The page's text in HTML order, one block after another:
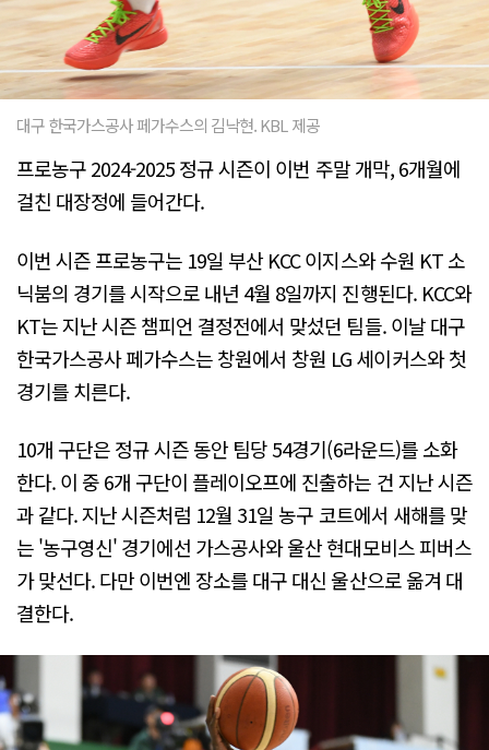
대구 한국가스공사 페가수스의 김낙현. KBL 제공
프로농구 2024-2025 정규 시즌이 이번 주말 개막, 6개월에
걸친 대장정에 들어간다.
이번 시즌 프로농구는 19일 부산 KCC 이지스와 수원 KT 소
닉붐의 경기를 시작으로 내년 4월 8일까지 진행된다. KCC와
KT는 지난 시즌 챔피언 결정전에서 맞섰던 팀들. 이날 대구
한국가스공사 페가수스는 창원에서 창원 LG 세이커스와 첫
경기를 치른다.
10개 구단은 정규 시즌 동안 팀당 54경기(6라운드)를 소화
한다. 이 중 6개 구단이 플레이오프에 진출하는 건 지난 시즌
과 같다. 지난 시즌처럼 12월 31일 농구 코트에서 새해를 맞
는 '농구영신' 경기에선 가스공사와 울산 현대모비스 피버스
가 맞선다. 다만 이번엔 장소를 대구 대신 울산으로 옮겨 대
결한다.